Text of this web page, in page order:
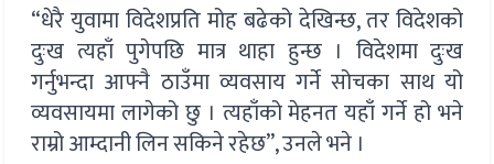
“धेरै युवामा विदेशप्रति मोह बढेको देखिन्छ, तर विदेशको
दुःख त्यहाँ पुगेपछि मात्र थाहा हुन्छ । विदेशमा दुःख
गर्नुभन्दा आफ्नै ठाउँमा व्यवसाय गर्ने सोचका साथ यो
व्यवसायमा लागेको छु । त्यहाँको मेहनत यहाँ गर्ने हो भने
राम्रो आम्दानी लिन सकिने रहेछ”, उनले भने ।